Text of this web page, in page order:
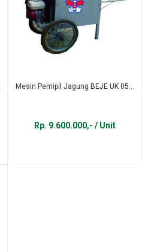
Mesin Pemipil Jagung BEJE UK 05...
Rp. 9.600.000,- / Unit